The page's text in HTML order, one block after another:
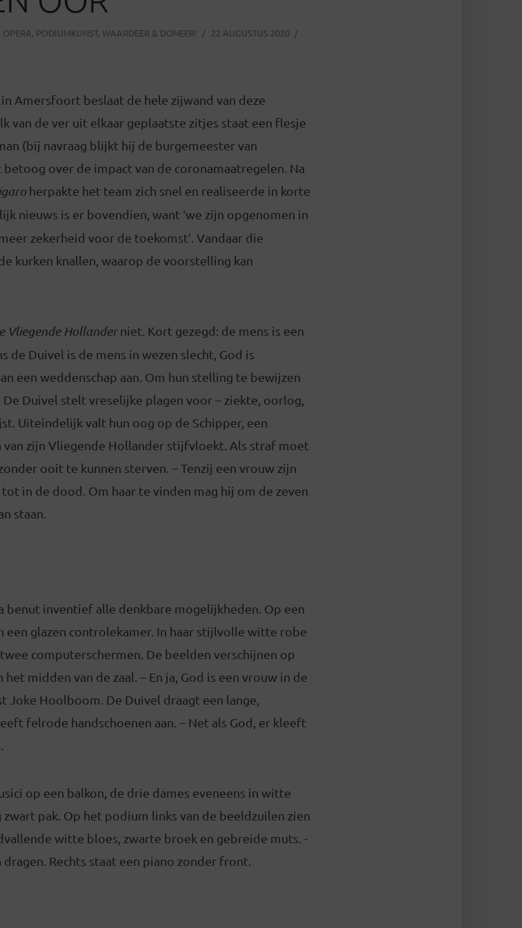
OPERA, PODIUMKUNST, WAARDEER & DONEER!
22 AUGUSTUS 2020
Amersfoort beslaat de hele zijwand van deze
van de ver uit elkaar geplaatste zitjes staat een flesje
(bij navraag blijkt hij de burgemeester van
over de impact van de coronamaatregelen. Na
herpakte het team zich snel en realiseerde in korte
nieuws is er bovendien, want ‘we zijn opgenomen in
zekerheid voor de toekomst’. Vandaar die
kurken knallen, waarop de voorstelling kan
Vliegende Hollanderniet. Kort gezegd: de mens is een
de Duivel is de mens in wezen slecht, God is
een weddenschap aan. Om hun stelling te bewijzen
Duivel stelt vreselijke plagen voor – ziekte, oorlog,
Uiteindelijk valt hun oog op de Schipper, een
van zijn Vliegende Hollander stijfvloekt. Als straf moet
ooit te kunnen sterven. – Tenzij een vrouw zijn
in de dood. Om haar te vinden mag hij om de zeven
staan.
benut inventief alle denkbare mogelijkheden. Op een
glazen controlekamer. In haar stijlvolle witte robe
computerschermen. De beelden verschijnen op
midden van de zaal. – En ja, God is een vrouw in de
Hoolboom. De Duivel draagt een lange,
felrode handschoenen aan. – Net als God, er kleeft
op een balkon, de drie dames eveneens in witte
pak. Op het podium links van de beeldzuilen zien
witte bloes, zwarte broek en gebreide muts. ­-
Rechts staat een piano zonder front.